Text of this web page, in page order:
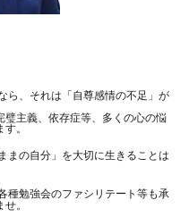
ら、それは「自尊感情の不足」が
璧主義、依存症等、多くの心の悩
。
まの自分」を大切に生きることは
種勉強会のファシリテート等も承
。